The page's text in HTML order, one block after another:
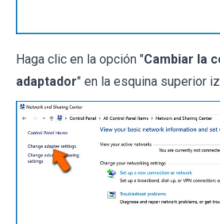
Haga clic en la opción "Cambiar la
adaptador" en la esquina superior